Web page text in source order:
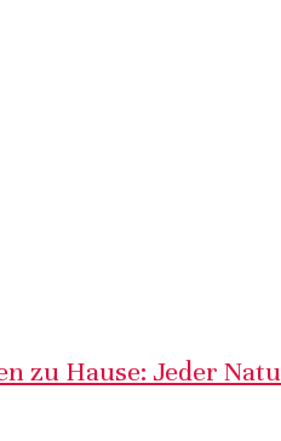
zu Hause: Jeder